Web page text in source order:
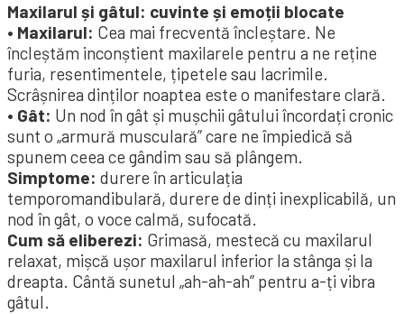
Maxilarul și gâtul: cuvinte și emoții blocate
• Maxilarul: Cea mai frecventă încleștare. Ne
încleștăm inconștient maxilarele pentru a ne reține
furia, resentimentele, țipetele sau lacrimile.
Scrâșnirea dinților noaptea este o manifestare clară.
• Gât: Un nod în gât și mușchii gâtului încordați cronic
sunt o „armură musculară” care ne împiedică să
spunem ceea ce gândim sau să plângem.
Simptome: durere în articulația
temporomandibulară, durere de dinți inexplicabilă, un
nod în gât, o voce calmă, sufocată.
Cum să eliberezi: Grimasă, mestecă cu maxilarul
relaxat, mișcă ușor maxilarul inferior la stânga și la
dreapta. Cântă sunetul „ah-ah-ah” pentru a-ți vibra
gâtul.